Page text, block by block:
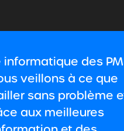
des
veillons à ce que
sans problème
aux meilleures